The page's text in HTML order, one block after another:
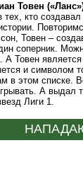
Товен
кто
Товен –
соперник.
Товен
и символом
в этом списке.
А выдал
Лиги 1.